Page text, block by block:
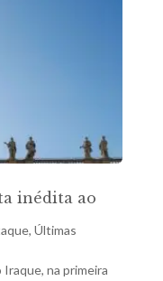
inédita ao
, Últimas
Iraque, na primeira